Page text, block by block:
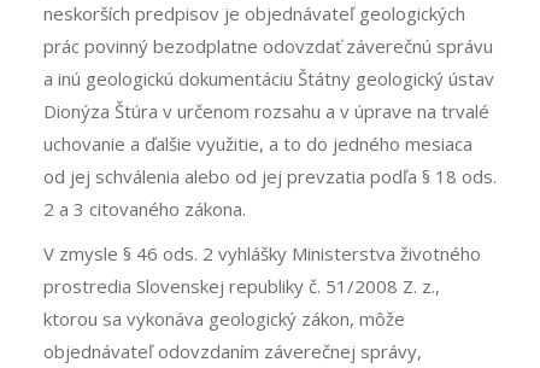
neskorších predpisov je objednávateľ geologických
prác povinný bezodplatne odovzdať záverečnú správu
a inú geologickú dokumentáciu Štátny geologický ústav
Dionýza Štúra v určenom rozsahu a v úprave na trvalé
uchovanie a ďalšie využitie, a to do jedného mesiaca
od jej schválenia alebo od jej prevzatia podľa § 18 ods.
2 a 3 citovaného zákona.
V zmysle § 46 ods. 2 vyhlášky Ministerstva životného
prostredia Slovenskej republiky č. 51/2008 Z. z.,
ktorou sa vykonáva geologický zákon, môže
objednávateľ odovzdaním záverečnej správy,